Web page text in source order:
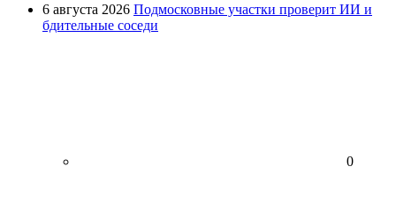
6 августа 2026 Подмосковные участки проверит ИИ и
бдительные соседи
0